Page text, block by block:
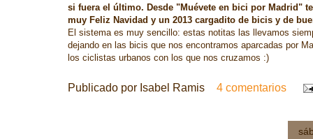
si fuera el último. Desde "Muévete en bici por Madrid"
muy Feliz Navidad y un 2013 cargadito de bicis y de
El sistema es muy sencillo: estas notitas las llevamos
dejando en las bicis que nos encontramos aparcadas por
los ciclistas urbanos con los que nos cruzamos :)
Publicado por Isabel Ramis 4 comentarios